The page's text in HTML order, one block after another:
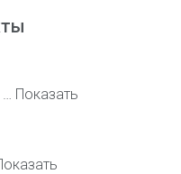
Показать